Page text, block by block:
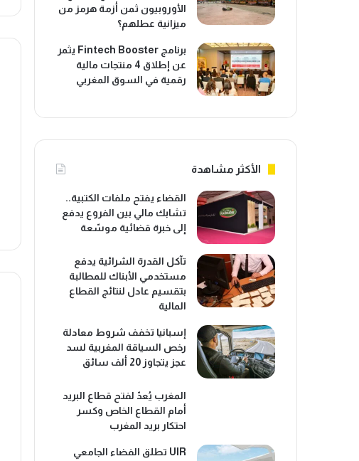
الأوروبيون ثمن أزمة هرمز من
ميزانية عطلهم؟
برنامج Fintech Booster يثمر
عن إطلاق 4 منتجات مالية
رقمية في السوق المغربي
الأكثر مشاهدة
القضاء يفتح ملفات الكتبية..
تشابك مالي بين الفروع يدفع
إلى خبرة قضائية موسّعة
تآكل القدرة الشرائية يدفع
مستخدمي الأبناك للمطالبة
بتقسيم عادل لنتائج القطاع
المالية
إسبانيا تخفف شروط معادلة
رخص السياقة المغربية لسد
عجز يتجاوز 20 ألف سائق
المغرب يُعدّ لفتح قطاع البريد
أمام القطاع الخاص وكسر
احتكار بريد المغرب
UIR تطلق الفضاء الجامعي